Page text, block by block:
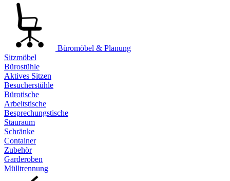
Büromöbel & Planung
Sitzmöbel
Bürostühle
Aktives Sitzen
Besucherstühle
Bürotische
Arbeitstische
Besprechungstische
Stauraum
Schränke
Container
Zubehör
Garderoben
Mülltrennung